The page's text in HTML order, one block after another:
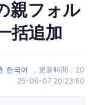
親フォル
括追加
한국어 ， 更新時間 ： 20
25-06-07 20:23:50